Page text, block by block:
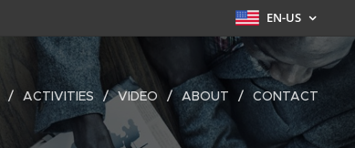
EN-US
ACTIVITIES VIDEO ABOUT CONTACT